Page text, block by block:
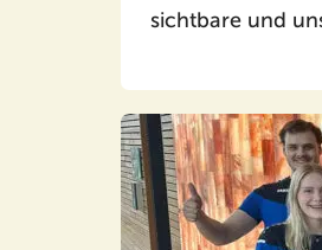
sichtbare und